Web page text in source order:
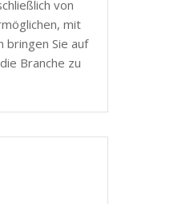
von
mit
bringen Sie auf
Branche zu